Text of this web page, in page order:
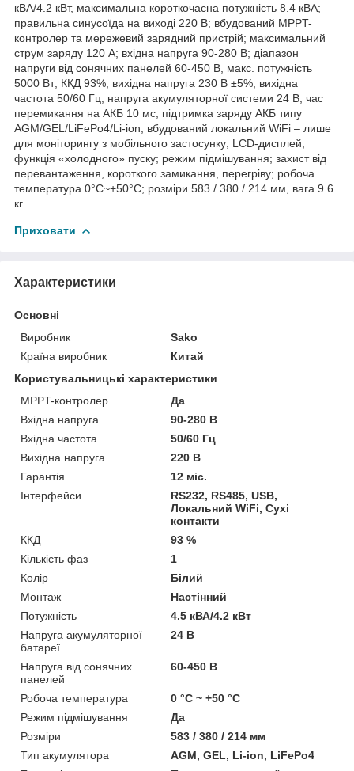
кВА/4.2 кВт, максимальна короткочасна потужність 8.4 кВА;
правильна синусоїда на виході 220 В; вбудований MPPT-
контролер та мережевий зарядний пристрій; максимальний
струм заряду 120 А; вхідна напруга 90-280 В; діапазон
напруги від сонячних панелей 60-450 В, макс. потужність
5000 Вт; ККД 93%; вихідна напруга 230 В ±5%; вихідна
частота 50/60 Гц; напруга акумуляторної системи 24 В; час
перемикання на АКБ 10 мс; підтримка заряду АКБ типу
AGM/GEL/LiFePo4/Li-ion; вбудований локальний WiFi – лише
для моніторингу з мобільного застосунку; LCD-дисплей;
функція «холодного» пуску; режим підмішування; захист від
перевантаження, короткого замикання, перегріву; робоча
температура 0°C~+50°C; розміри 583 / 380 / 214 мм, вага 9.6
кг
Приховати
Характеристики
Основні
Виробник
Sako
Країна виробник
Китай
Користувальницькі характеристики
MPPT-контролер
Да
Вхідна напруга
90-280 В
Вхідна частота
50/60 Гц
Вихідна напруга
220 В
Гарантія
12 міс.
Інтерфейси
RS232, RS485, USB,
Локальний WiFi, Сухі
контакти
ККД
93 %
Кількість фаз
1
Колір
Білий
Монтаж
Настінний
Потужність
4.5 кВА/4.2 кВт
Напруга акумуляторної
батареї
24 В
Напруга від сонячних
панелей
60-450 В
Робоча температура
0 °C ~ +50 °C
Режим підмішування
Да
Розміри
583 / 380 / 214 мм
Тип акумулятора
AGM, GEL, Li-ion, LiFePo4